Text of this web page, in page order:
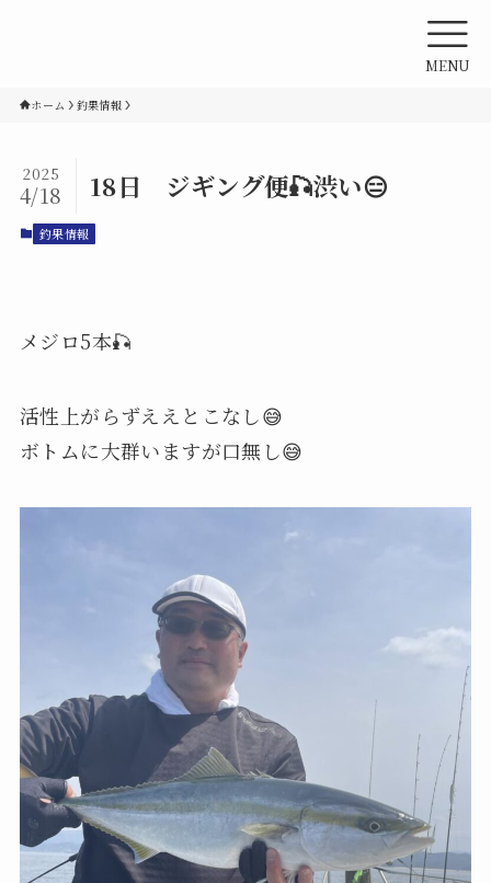
MENU
ホーム 釣果情報
18日 ジギング便🎣渋い😑
2025
4/18
釣果情報
メジロ5本🎣
活性上がらずええとこなし😅
ボトムに大群いますが口無し😅